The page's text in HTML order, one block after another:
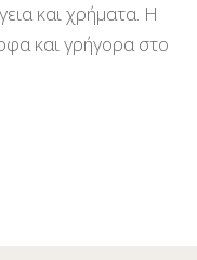
και χρήματα. Η
και γρήγορα στο